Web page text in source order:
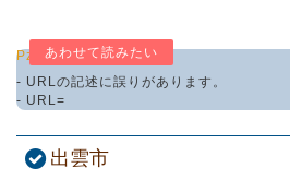
Pz-LinkCard
- URLの記述に誤りがあります。
- URL=
出雲市